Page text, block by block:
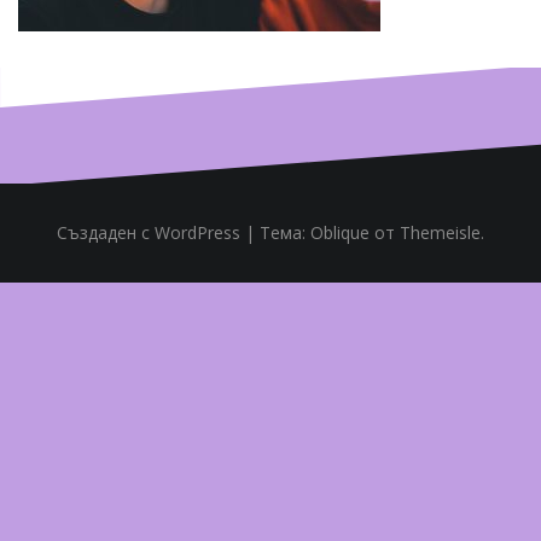
Създаден с WordPress | Тема: Oblique от Themeisle.